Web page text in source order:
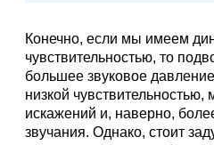
Конечно, если мы имеем
чувствительностью, то
большее звуковое
низкой
искажений и, наверно,
звучания. Однако, стоит